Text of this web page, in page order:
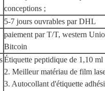
conceptions ;
5-7 jours ouvrables par DHL
paiement par T/T, western
Bitcoin
Étiquette peptidique de 1,10 ml
2. Meilleur matériau de film
3. Autocollant d'étiquette